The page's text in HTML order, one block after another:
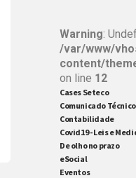
Warning:
/var/www/
content/
on line 12
Cases Seteco
Comunicado Técnico
Contabilidade
Covid19 - Leis e
De olho no prazo
eSocial
Eventos